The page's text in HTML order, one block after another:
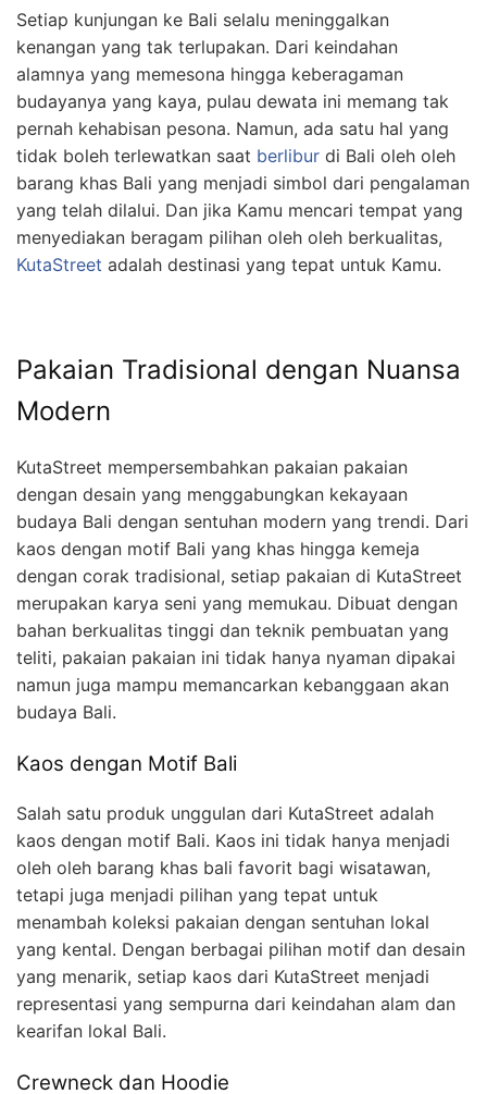
Setiap kunjungan ke Bali selalu meninggalkan
kenangan yang tak terlupakan. Dari keindahan
alamnya yang memesona hingga keberagaman
budayanya yang kaya, pulau dewata ini memang tak
pernah kehabisan pesona. Namun, ada satu hal yang
tidak boleh terlewatkan saat berlibur di Bali oleh oleh
barang khas Bali yang menjadi simbol dari pengalaman
yang telah dilalui. Dan jika Kamu mencari tempat yang
menyediakan beragam pilihan oleh oleh berkualitas,
KutaStreet adalah destinasi yang tepat untuk Kamu.
Pakaian Tradisional dengan Nuansa
Modern
KutaStreet mempersembahkan pakaian pakaian
dengan desain yang menggabungkan kekayaan
budaya Bali dengan sentuhan modern yang trendi. Dari
kaos dengan motif Bali yang khas hingga kemeja
dengan corak tradisional, setiap pakaian di KutaStreet
merupakan karya seni yang memukau. Dibuat dengan
bahan berkualitas tinggi dan teknik pembuatan yang
teliti, pakaian pakaian ini tidak hanya nyaman dipakai
namun juga mampu memancarkan kebanggaan akan
budaya Bali.
Kaos dengan Motif Bali
Salah satu produk unggulan dari KutaStreet adalah
kaos dengan motif Bali. Kaos ini tidak hanya menjadi
oleh oleh barang khas bali favorit bagi wisatawan,
tetapi juga menjadi pilihan yang tepat untuk
menambah koleksi pakaian dengan sentuhan lokal
yang kental. Dengan berbagai pilihan motif dan desain
yang menarik, setiap kaos dari KutaStreet menjadi
representasi yang sempurna dari keindahan alam dan
kearifan lokal Bali.
Crewneck dan Hoodie